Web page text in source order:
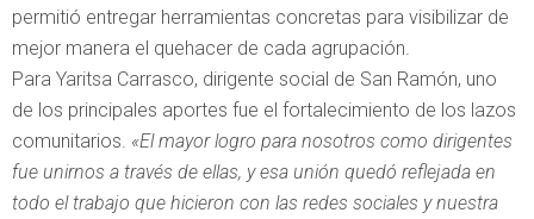
permitió entregar herramientas concretas para visibilizar de
mejor manera el quehacer de cada agrupación.
Para Yaritsa Carrasco, dirigente social de San Ramón, uno
de los principales aportes fue el fortalecimiento de los lazos
comunitarios. «El mayor logro para nosotros como dirigentes
fue unirnos a través de ellas, y esa unión quedó reflejada en
todo el trabajo que hicieron con las redes sociales y nuestra